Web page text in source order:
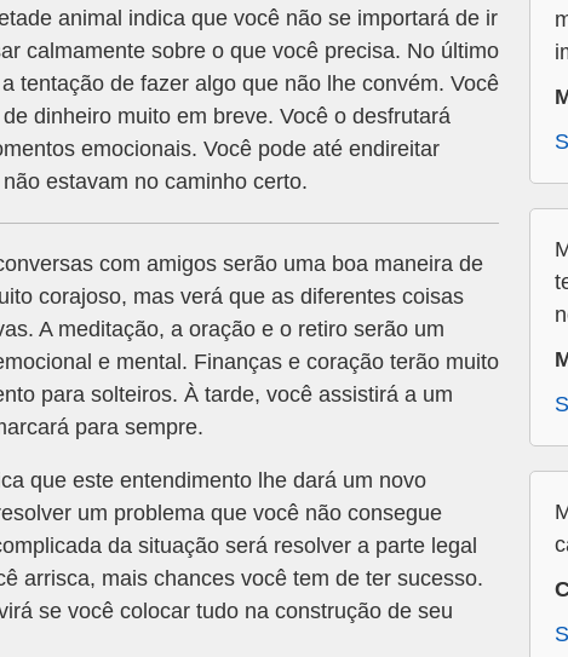
animal indica que você não se importará de ir
calmamente sobre o que você precisa. No último
tentação de fazer algo que não lhe convém. Você
dinheiro muito em breve. Você o desfrutará
emocionais. Você pode até endireitar
estavam no caminho certo.
com amigos serão uma boa maneira de
corajoso, mas verá que as diferentes coisas
A meditação, a oração e o retiro serão um
e mental. Finanças e coração terão muito
para solteiros. À tarde, você assistirá a um
para sempre.
que este entendimento lhe dará um novo
um problema que você não consegue
da situação será resolver a parte legal
arrisca, mais chances você tem de ter sucesso.
se você colocar tudo na construção de seu